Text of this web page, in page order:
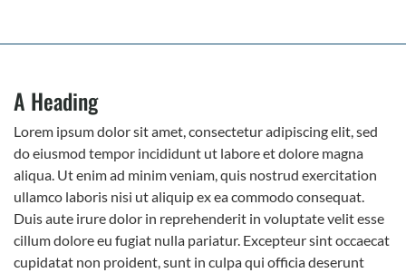
A Heading
Lorem ipsum dolor sit amet, consectetur adipiscing elit, sed
do eiusmod tempor incididunt ut labore et dolore magna
aliqua. Ut enim ad minim veniam, quis nostrud exercitation
ullamco laboris nisi ut aliquip ex ea commodo consequat.
Duis aute irure dolor in reprehenderit in voluptate velit esse
cillum dolore eu fugiat nulla pariatur. Excepteur sint occaecat
cupidatat non proident, sunt in culpa qui officia deserunt